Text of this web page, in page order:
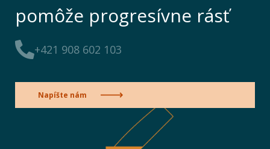
pomôže progresívne rásť
+421 908 602 103
Napíšte nám